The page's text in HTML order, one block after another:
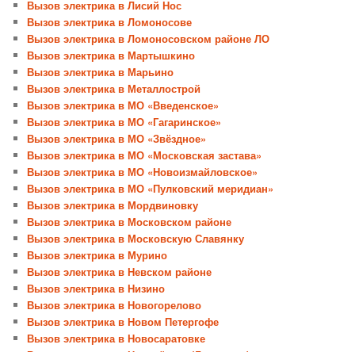
Вызов электрика в Лисий Нос
Вызов электрика в Ломоносове
Вызов электрика в Ломоносовском районе ЛО
Вызов электрика в Мартышкино
Вызов электрика в Марьино
Вызов электрика в Металлострой
Вызов электрика в МО «Введенское»
Вызов электрика в МО «Гагаринское»
Вызов электрика в МО «Звёздное»
Вызов электрика в МО «Московская застава»
Вызов электрика в МО «Новоизмайловское»
Вызов электрика в МО «Пулковский меридиан»
Вызов электрика в Мордвиновку
Вызов электрика в Московском районе
Вызов электрика в Московскую Славянку
Вызов электрика в Мурино
Вызов электрика в Невском районе
Вызов электрика в Низино
Вызов электрика в Новогорелово
Вызов электрика в Новом Петергофе
Вызов электрика в Новосаратовке